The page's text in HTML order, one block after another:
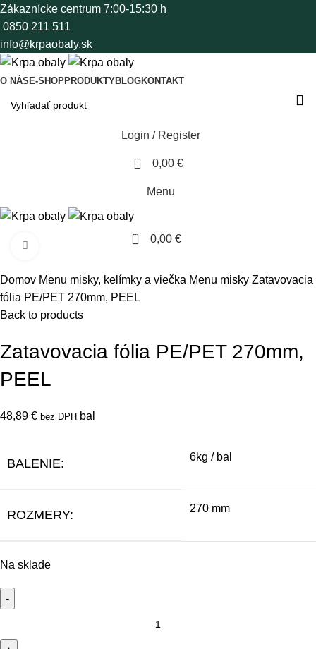
Zákaznícke centrum 7:00-15:30 h
0850 211 511
info@krpaobaly.sk
O NÁS E-SHOPPRODUKTYBLOGKONTAKT
Login / Register
0 0,00 €
Menu
0 0,00 €
Domov Menu misky, kelímky a viečka Menu misky Zatavovacia
fólia PE/PET 270mm, PEEL
Back to products
Zatavovacia fólia PE/PET 270mm,
PEEL
48,89 € bez DPH bal
BALENIE: 6kg / bal
ROZMERY: 270 mm
Na sklade